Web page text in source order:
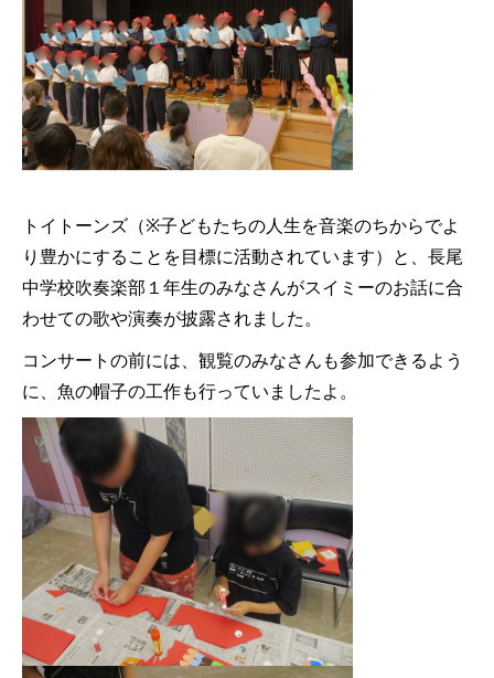
トイトーンズ（※子どもたちの人生を音楽のちからでよ
り豊かにすることを目標に活動されています）と、長尾
中学校吹奏楽部１年生のみなさんがスイミーのお話に合
わせての歌や演奏が披露されました。
コンサートの前には、観覧のみなさんも参加できるよう
に、魚の帽子の工作も行っていましたよ。